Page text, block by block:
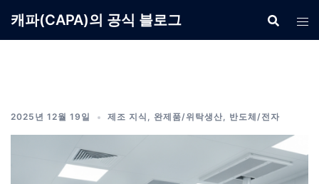
캐파(CAPA)의 공식 블로그
2025년 12월 19일 제조 지식 , 완제품/위탁생산, 반도체/전자